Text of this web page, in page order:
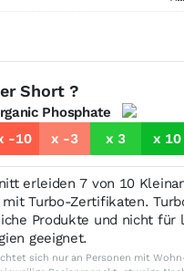
Short ?
Phosphate
-10 x -3 x 3 x 10
erleiden 7 von 10
mit Turbo-Zertifikaten.
Produkte und nicht für
geeignet.
sich nur an Personen mit